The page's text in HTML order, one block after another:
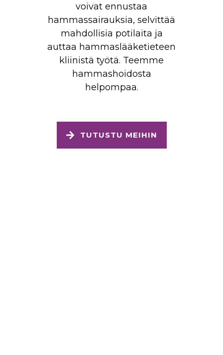
voivat ennustaa
hammassairauksia, selvittää
mahdollisia potilaita ja
auttaa hammaslääketieteen
kliinistä työtä. Teemme
hammashoidosta
helpompaa.
TUTUSTU MEIHIN